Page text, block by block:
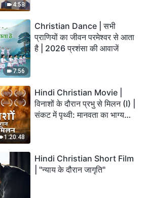
4:58
7:56
Christian Dance | सभी
प्राणियों का जीवन परमेश्वर से आता
है | 2026 प्रशंसा की आवाजें
1:20:48
Hindi Christian Movie |
विनाशों के दौरान प्रभु से मिलन (I) |
संकट में पृथ्वी: मानवता का भाग्य
Hindi Christian Short Film
| "न्याय के दौरान जागृति"